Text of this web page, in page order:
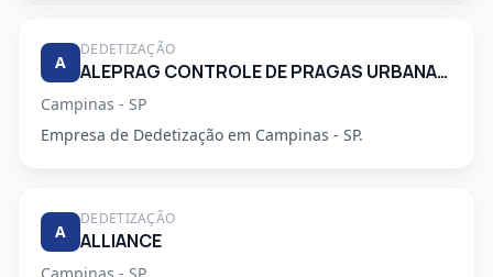
A
DEDETIZAÇÃO
ALEPRAG CONTROLE DE PRAGAS URBANAS LTDA
Campinas - SP
Empresa de Dedetização em Campinas - SP.
A
DEDETIZAÇÃO
ALLIANCE